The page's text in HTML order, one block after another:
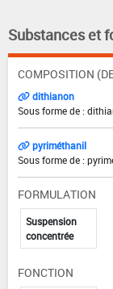
Substances et
COMPOSITION
dithianon
Sous forme de :
pyriméthanil
Sous forme de :
FORMULATION
Suspension
concentrée
FONCTION